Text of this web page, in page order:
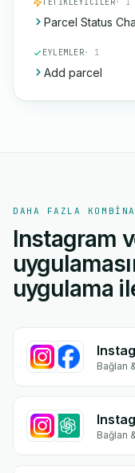
Parcel Status
EYLEMLER· 1
Add parcel
DAHA FAZLA
Instagram
uygulama
Bağlan
Bağlan